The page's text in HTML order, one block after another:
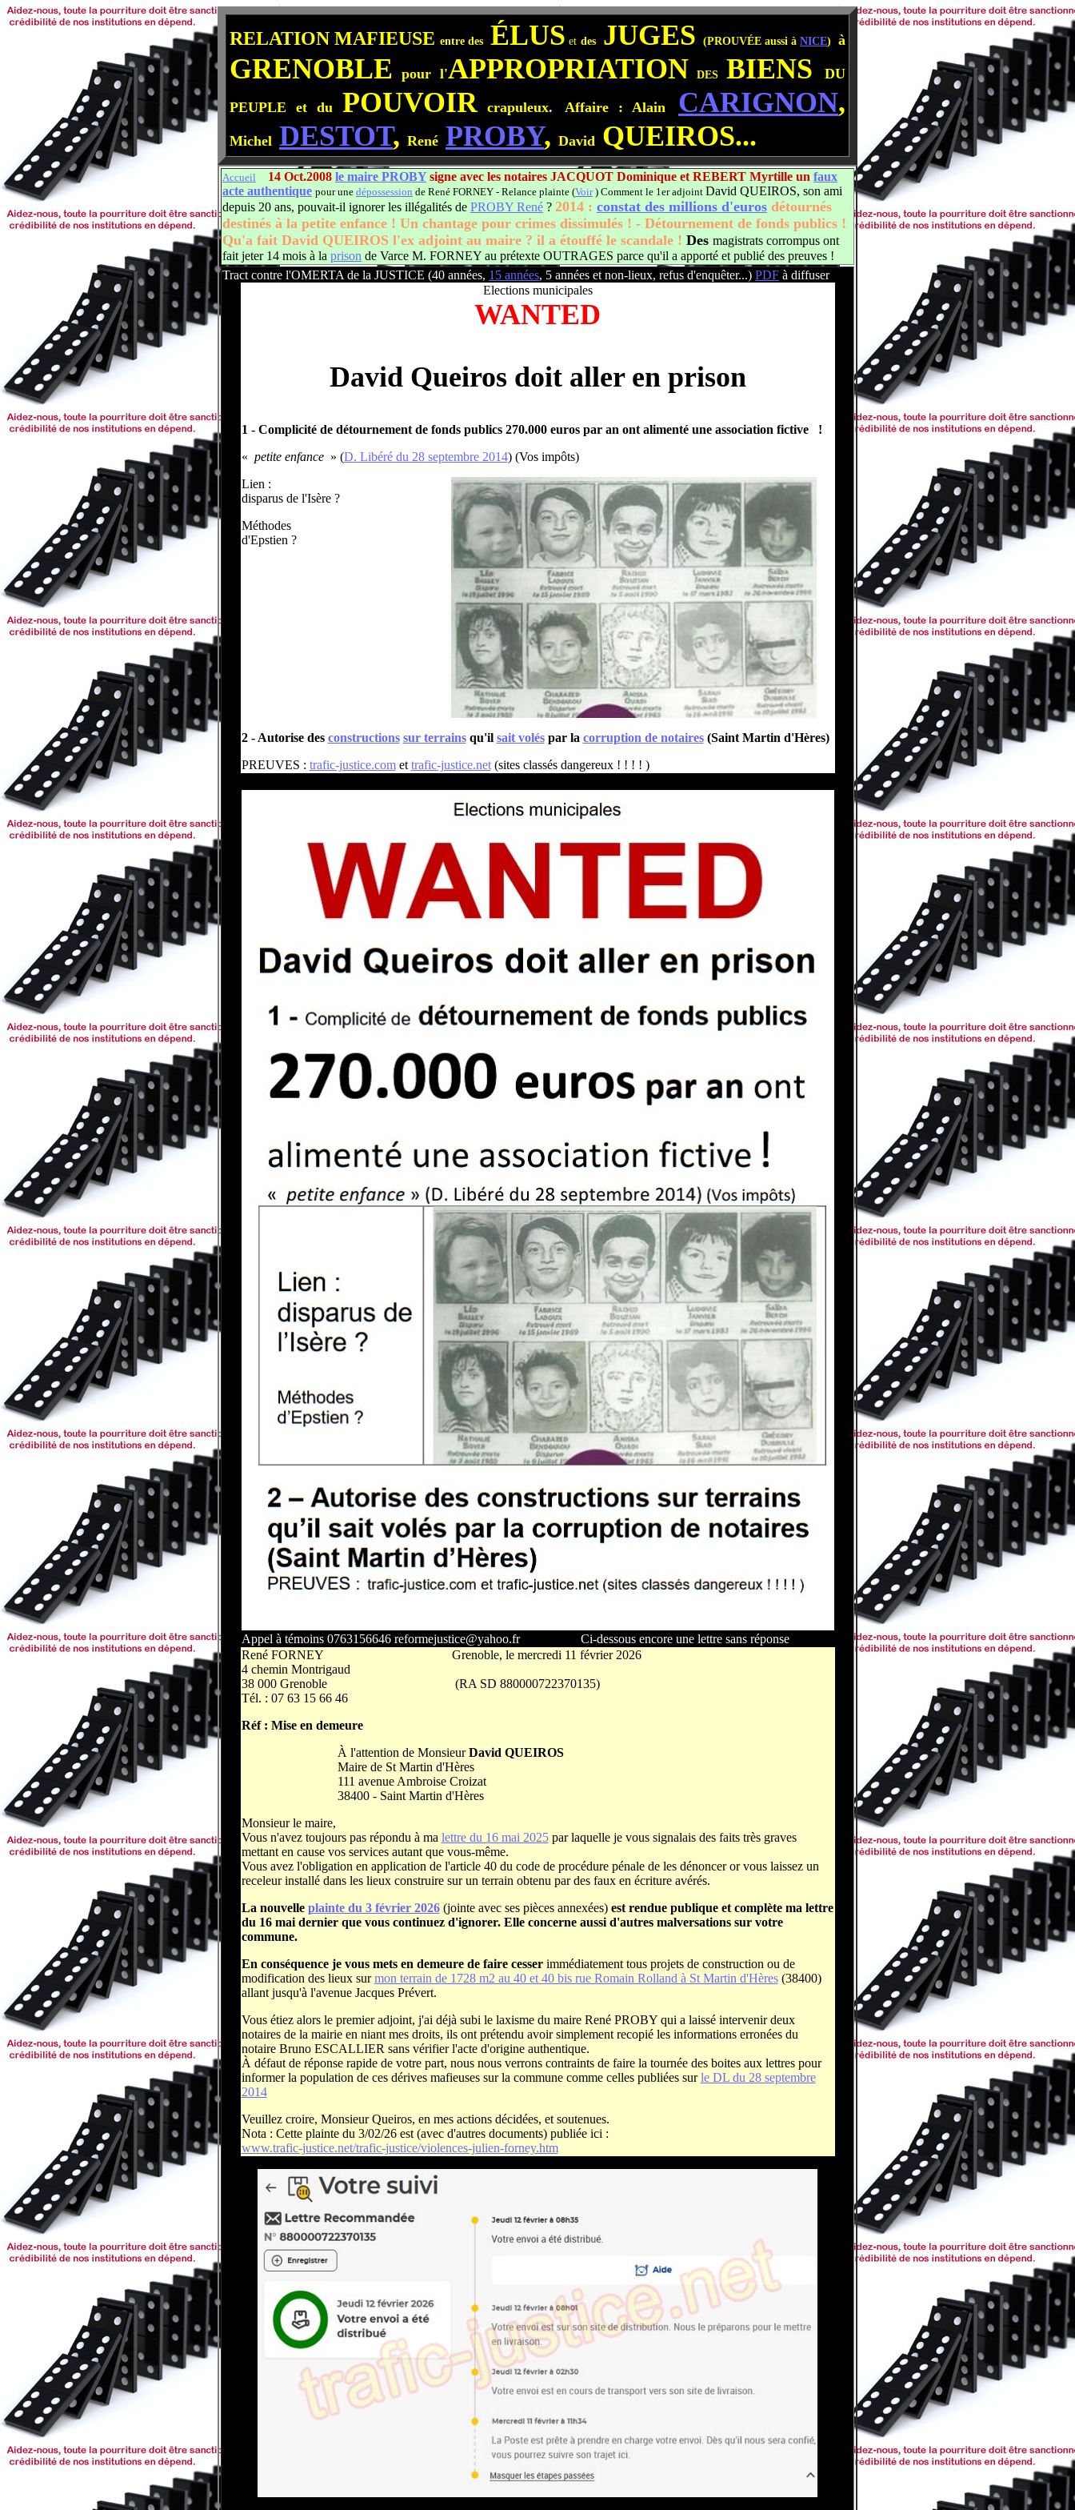
RELATION MAFIEUSEentre des ÉLUS et desJUGES (PROUVÉE aussi à NICE) à
GRENOBLE pour l'APPROPRIATION DES BIENS DU
PEUPLE et du POUVOIRcrapuleux. Affaire : Alain CARIGNON,
Michel DESTOT, René PROBY, David QUEIROS...
Accueil 14 Oct.2008 le maire PROBY signe avec les notaires JACQUOT Dominique et REBERT Myrtille un faux
acte authentique pour une dépossession de René FORNEY - Relance plainte (Voir) Comment le 1er adjoint David QUEIROS, son ami
depuis 20 ans, pouvait-il ignorer les illégalités de PROBY René ? 2014 : constat des millions d'euros détournés
destinés à la petite enfance ! Un chantage pour crimes dissimulés ! - Détournement de fonds publics !
Qu'a fait David QUEIROS l'ex adjoint au maire ? il a étouffé le scandale ! Des magistrats corrompus ont
fait jeter 14 mois à la prison de Varce M. FORNEY au prétexte OUTRAGES parce qu'il a apporté et publié des preuves !
Tract contre l'OMERTA de la JUSTICE (40 années, 15 années, 5 années et non-lieux, refus d'enquêter...) PDF à diffuser
Elections municipales
WANTED
David Queiros doit aller en prison
1 - Complicité de détournement de fonds publics 270.000 euros par an ont alimenté une association fictive !
« petite enfance » (D. Libéré du 28 septembre 2014) (Vos impôts)
Lien :
disparus de l'Isère ?
Méthodes
d'Epstien ?
2 - Autorise des constructions sur terrainsqu'il sait voléspar la corruption de notaires(Saint Martin d'Hères)
PREUVES : trafic-justice.comet trafic-justice.net(sites classés dangereux ! ! ! ! )
Appel à témoins 0763156646 reformejustice@yahoo.fr
Ci-dessous encore une lettre sans réponse
René FORNEY
Grenoble, le mercredi 11 février 2026
4 chemin Montrigaud
38 000 Grenoble
(RA SD 880000722370135)
Tél. : 07 63 15 66 46
Réf : Mise en demeure
À l'attention de MonsieurDavid QUEIROS
Maire de St Martin d'Hères
111 avenue Ambroise Croizat
38400 - Saint Martin d'Hères
Monsieur le maire,
Vous n'avez toujours pas répondu à ma lettre du 16 mai 2025par laquelle je vous signalais des faits très graves
mettant en cause vos services autant que vous-même.
Vous avez l'obligation en application de l'article 40 du code de procédure pénale de les dénoncer or vous laissez un
receleur installé dans les lieux construire sur un terrain obtenu par des faux en écriture avérés.
La nouvelle plainte du 3 février 2026 (jointe avec ses pièces annexées) est rendue publique et complète ma lettre
du 16 mai dernier que vous continuez d'ignorer. Elle concerne aussi d'autres malversations sur votre
commune.
En conséquence je vous mets en demeure de faire cesser immédiatement tous projets de construction ou de
modification des lieux surmon terrain de 1728 m2 au 40 et 40 bis rue Romain Rolland à St Martin d'Hères(38400)
allant jusqu'à l'avenue Jacques Prévert.
Vous étiez alors le premier adjoint, j'ai déjà subi le laxisme du maire René PROBY qui a laissé intervenir deux
notaires de la mairie en niant mes droits, ils ont prétendu avoir simplement recopié les informations erronées du
notaire Bruno ESCALLIER sans vérifier l'acte d'origine authentique.
À défaut de réponse rapide de votre part, nous nous verrons contraints de faire la tournée des boites aux lettres pour
informer la population de ces dérives mafieuses sur la commune comme celles publiées surle DL du 28 septembre
2014
Veuillez croire, Monsieur Queiros, en mes actions décidées, et soutenues.
Nota : Cette plainte du 3/02/26 est (avec d'autres documents) publiée ici :
www.trafic-justice.net/trafic-justice/violences-julien-forney.htm